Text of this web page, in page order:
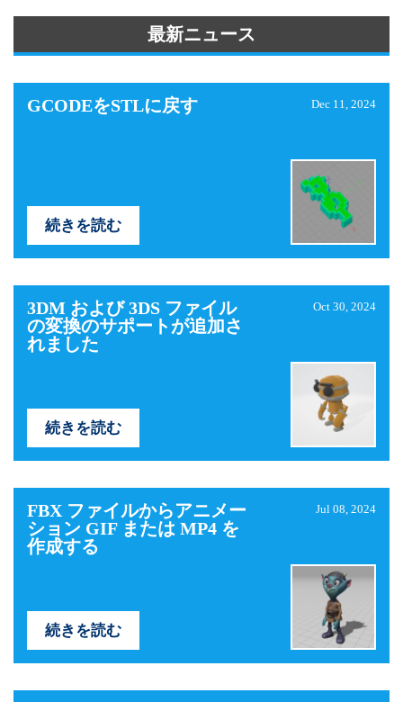
最新ニュース
GCODEをSTLに戻す Dec 11, 2024
続きを読む
3DM および 3DS ファイル
の変換のサポートが追加さ
れました
Oct 30, 2024
続きを読む
FBX ファイルからアニメー
ション GIF または MP4 を
作成する
Jul 08, 2024
続きを読む